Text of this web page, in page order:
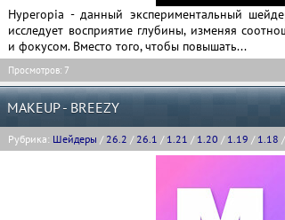
Hyperopia - данный экспериментальный
исследует восприятие глубины, изменяя
и фокусом. Вместо того, чтобы повышать...
Просмотров: 7
MAKEUP - BREEZY
Рубрика: Шейдеры /26.2 /26.1 / 1.21 / 1.20 / 1.19 / 1.18 /